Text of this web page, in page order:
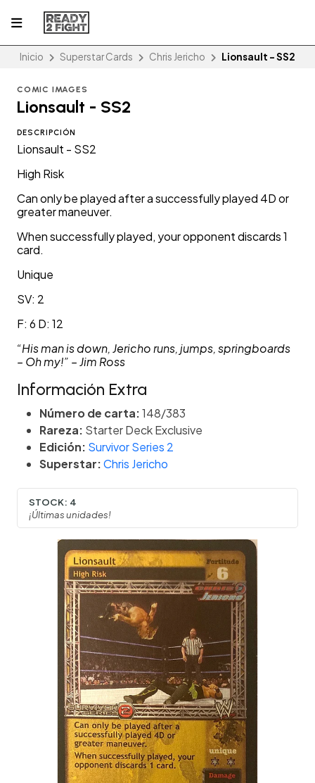
Inicio Superstar Cards Chris Jericho Lionsault - SS2
COMIC IMAGES
Lionsault - SS2
DESCRIPCIÓN
Lionsault - SS2
High Risk
Can only be played after a successfully played 4D or
greater maneuver.
When successfully played, your opponent discards 1
card.
Unique
SV: 2
F: 6 D: 12
“His man is down, Jericho runs, jumps, springboards
– Oh my!” – Jim Ross
Información Extra
Número de carta:148/383
Rareza: Starter Deck Exclusive
Edición: Survivor Series 2
Superstar:Chris Jericho
STOCK: 4
¡Últimas unidades!